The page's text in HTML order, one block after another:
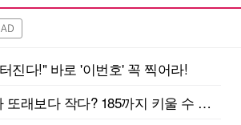
AD